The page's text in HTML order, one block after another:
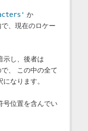
か
、現在のロケー
示し、後者は
、 この中の全て
なります。
号位置を含んでい